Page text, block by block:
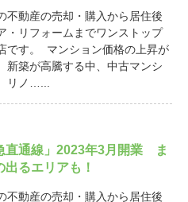
不動産の売却・購入から居住後
・リフォームまでワンストップ
です。 マンション価格の上昇が
新築が高騰する中、中古マンシ
リノ…...
直通線」2023年3月開業 ま
るエリアも！
不動産の売却・購入から居住後